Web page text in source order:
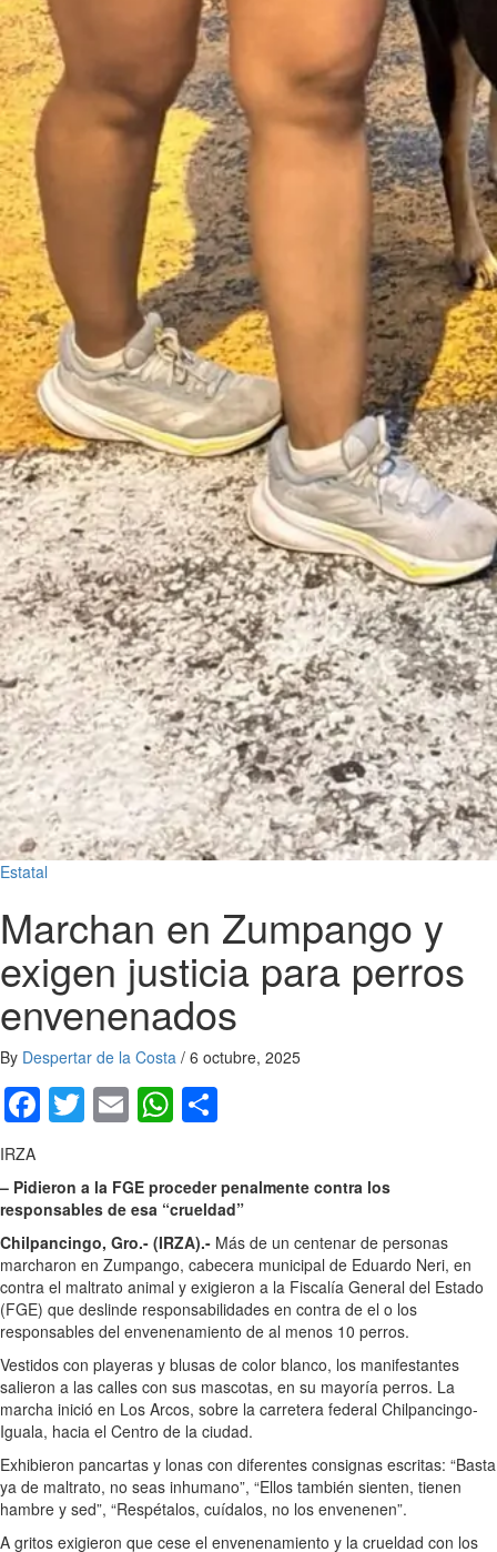
Estatal
Marchan en Zumpango y
exigen justicia para perros
envenenados
By Despertar de la Costa / 6 octubre, 2025
Facebook
Twitter
EmailWhatsApp
IRZA
– Pidieron a la FGE proceder penalmente contra los
responsables de esa “crueldad”
Chilpancingo, Gro.- (IRZA).- Más de un centenar de personas
marcharon en Zumpango, cabecera municipal de Eduardo Neri, en
contra el maltrato animal y exigieron a la Fiscalía General del Estado
(FGE) que deslinde responsabilidades en contra de el o los
responsables del envenenamiento de al menos 10 perros.
Vestidos con playeras y blusas de color blanco, los manifestantes
salieron a las calles con sus mascotas, en su mayoría perros. La
marcha inició en Los Arcos, sobre la carretera federal Chilpancingo-
Iguala, hacia el Centro de la ciudad.
Exhibieron pancartas y lonas con diferentes consignas escritas: “Basta
ya de maltrato, no seas inhumano”, “Ellos también sienten, tienen
hambre y sed”, “Respétalos, cuídalos, no los envenenen”.
A gritos exigieron que cese el envenenamiento y la crueldad con los